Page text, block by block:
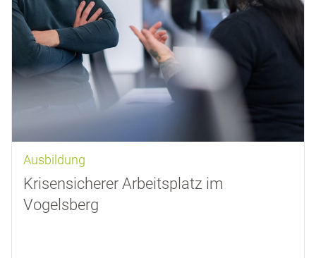
Ausbildung
Krisensicherer Arbeitsplatz im
Vogelsberg